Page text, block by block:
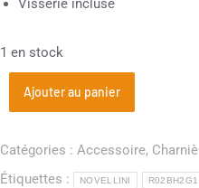
Visserie incluse
1 en stock
Ajouter au panier
Catégories : Accessoire,
Étiquettes :
NOVELLINI R02BH2G1